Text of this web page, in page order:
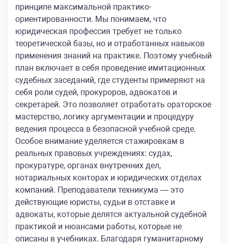
принципе максимальной практико-
ориентированности. Мы понимаем, что
юридическая профессия требует не только
теоретической базы, но и отработанных навыков
применения знаний на практике. Поэтому учебный
план включает в себя проведение имитационных
судебных заседаний, где студенты примеряют на
себя роли судей, прокуроров, адвокатов и
секретарей. Это позволяет отработать ораторское
мастерство, логику аргументации и процедуру
ведения процесса в безопасной учебной среде.
Особое внимание уделяется стажировкам в
реальных правовых учреждениях: судах,
прокуратуре, органах внутренних дел,
нотариальных конторах и юридических отделах
компаний. Преподаватели техникума — это
действующие юристы, судьи в отставке и
адвокаты, которые делятся актуальной судебной
практикой и нюансами работы, которые не
описаны в учебниках. Благодаря гуманитарному